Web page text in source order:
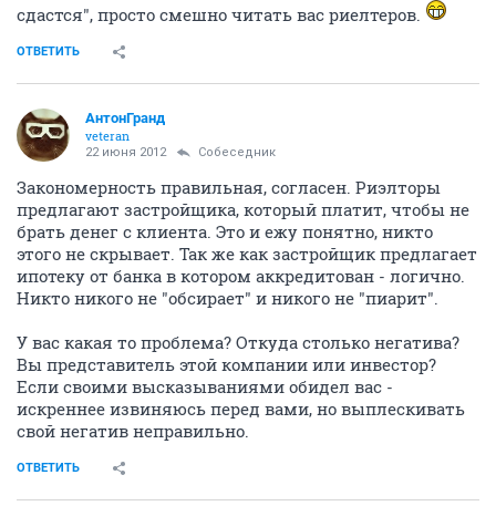
сдастся", просто смешно читать вас риелтеров.
ОТВЕТИТЬ
АнтонГранд
veteran
22 июня 2012 Собеседник
Закономерность правильная, согласен. Риэлторы
предлагают застройщика, который платит, чтобы не
брать денег с клиента. Это и ежу понятно, никто
этого не скрывает. Так же как застройщик предлагает
ипотеку от банка в котором аккредитован - логично.
Никто никого не "обсирает" и никого не "пиарит".
У вас какая то проблема? Откуда столько негатива?
Вы представитель этой компании или инвестор?
Если своими высказываниями обидел вас -
искреннее извиняюсь перед вами, но выплескивать
свой негатив неправильно.
ОТВЕТИТЬ